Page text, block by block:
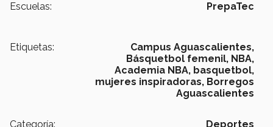
Escuelas: PrepaTec
Etiquetas:
Campus Aguascalientes,
Básquetbol femenil, NBA,
Academia NBA, basquetbol,
mujeres inspiradoras, Borregos
Aguascalientes
Categoría: Deportes